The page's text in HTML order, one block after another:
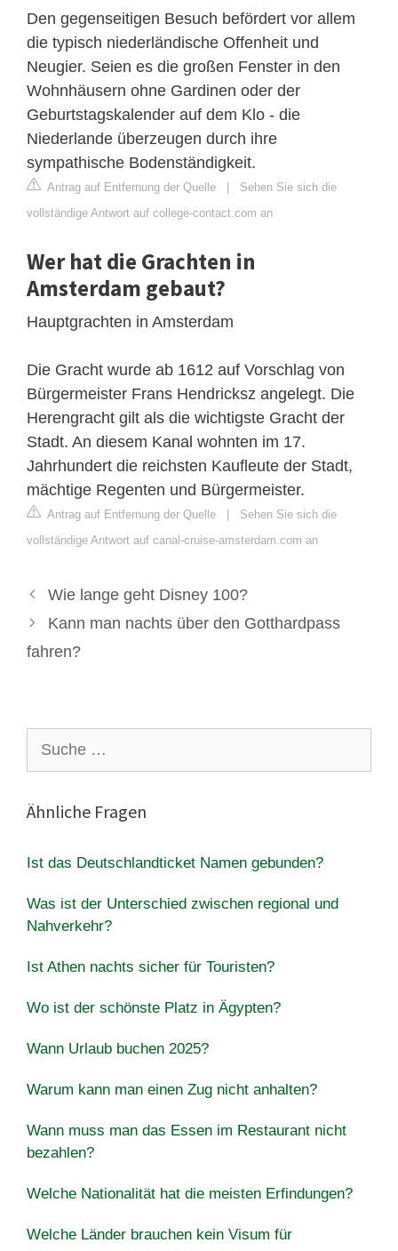
Den gegenseitigen Besuch befördert vor allem
die typisch niederländische Offenheit und
Neugier. Seien es die großen Fenster in den
Wohnhäusern ohne Gardinen oder der
Geburtstagskalender auf dem Klo - die
Niederlande überzeugen durch ihre
sympathische Bodenständigkeit.
Antrag auf Entfernung der Quelle | Sehen Sie sich die
vollständige Antwort auf college-contact.com an
Wer hat die Grachten in
Amsterdam gebaut?
Hauptgrachten in Amsterdam
Die Gracht wurde ab 1612 auf Vorschlag von
Bürgermeister Frans Hendricksz angelegt. Die
Herengracht gilt als die wichtigste Gracht der
Stadt. An diesem Kanal wohnten im 17.
Jahrhundert die reichsten Kaufleute der Stadt,
mächtige Regenten und Bürgermeister.
Antrag auf Entfernung der Quelle | Sehen Sie sich die
vollständige Antwort auf canal-cruise-amsterdam.com an
Wie lange geht Disney 100?
Kann man nachts über den Gotthardpass
fahren?
nach:
Ähnliche Fragen
Ist das Deutschlandticket Namen gebunden?
Was ist der Unterschied zwischen regional und
Nahverkehr?
Ist Athen nachts sicher für Touristen?
Wo ist der schönste Platz in Ägypten?
Wann Urlaub buchen 2025?
Warum kann man einen Zug nicht anhalten?
Wann muss man das Essen im Restaurant nicht
bezahlen?
Welche Nationalität hat die meisten Erfindungen?
Welche Länder brauchen kein Visum für